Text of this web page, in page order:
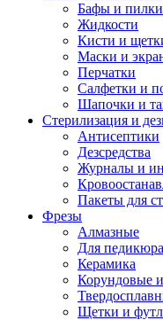
Бафы и пилки
Жидкости
Кисти и
Маски и
Перчатки
Салфетки и
Шапочки и
Стерилизация и
Антисептики
Дезсредства
Журналы и
Пакеты для
Фрезы
Алмазные
Для педикюра
Керамика
Корундовые
Щетки и